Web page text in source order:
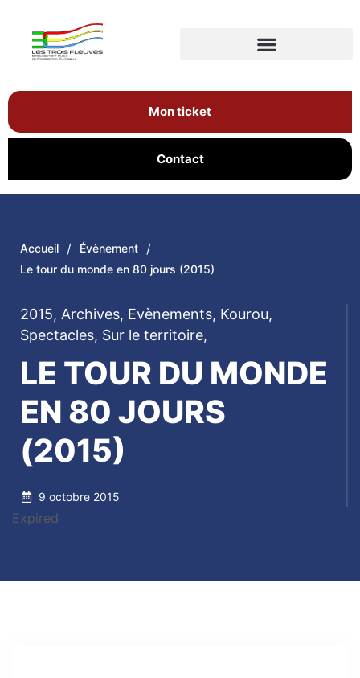
Mon ticket
Contact
Accueil / Évènement /
Le tour du monde en 80 jours (2015)
2015, Archives, Evènements, Kourou,
Spectacles, Sur le territoire,
LE TOUR DU MONDE
EN 80 JOURS
(2015)
9 octobre 2015
Expired